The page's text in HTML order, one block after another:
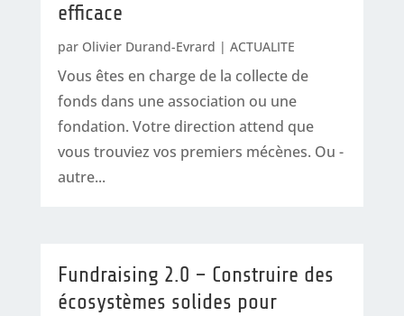
efficace
par Olivier Durand-Evrard | ACTUALITE
Vous êtes en charge de la collecte de
fonds dans une association ou une
fondation. Votre direction attend que
vous trouviez vos premiers mécènes. Ou -
autre...
Fundraising 2.0 – Construire des
écosystèmes solides pour